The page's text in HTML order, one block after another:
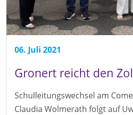
06. Juli 2021
Gronert reicht den
Schulleitungswechsel am
Claudia Wolmerath folgt auf